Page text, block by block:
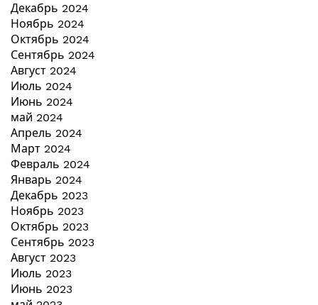
Декабрь 2024
Ноябрь 2024
Октябрь 2024
Сентябрь 2024
Август 2024
Июль 2024
Июнь 2024
май 2024
Апрель 2024
Март 2024
Февраль 2024
Январь 2024
Декабрь 2023
Ноябрь 2023
Октябрь 2023
Сентябрь 2023
Август 2023
Июль 2023
Июнь 2023